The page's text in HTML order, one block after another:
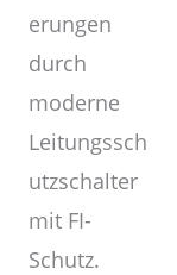
erungen
durch
moderne
Leitungssch
utzschalter
mit FI-
Schutz.